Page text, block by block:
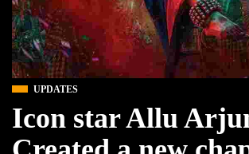
UPDATES
Icon star Allu